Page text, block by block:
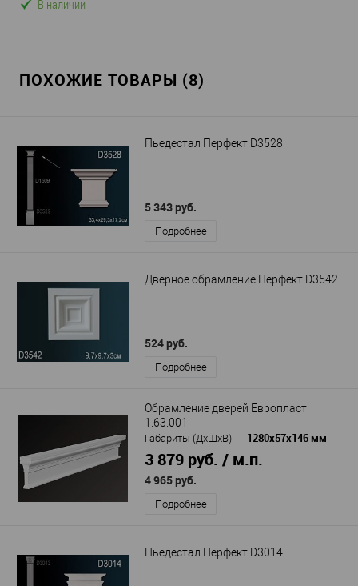
В наличии
ПОХОЖИЕ ТОВАРЫ (8)
Пьедестал Перфект D3528
5 343 руб.
Подробнее
Дверное обрамление Перфект D3542
524 руб.
Подробнее
Обрамление дверей Европласт
1.63.001
Габариты (ДхШхВ) — 1280х57х146 мм
3 879 руб. / м.п.
4 965 руб.
Подробнее
Пьедестал Перфект D3014